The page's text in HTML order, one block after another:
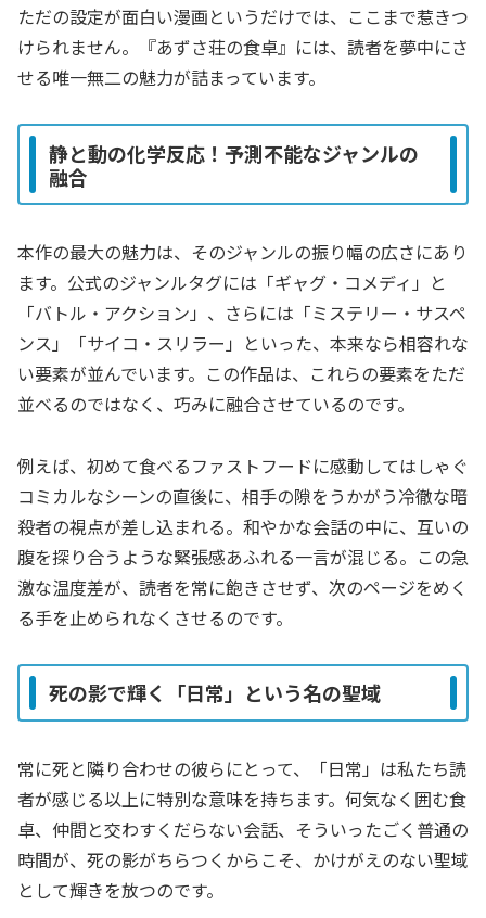
ただの設定が面白い漫画というだけでは、ここまで惹きつ
けられません。『あずさ荘の食卓』には、読者を夢中にさ
せる唯一無二の魅力が詰まっています。
静と動の化学反応！予測不能なジャンルの
融合
本作の最大の魅力は、そのジャンルの振り幅の広さにあり
ます。公式のジャンルタグには「ギャグ・コメディ」と
「バトル・アクション」、さらには「ミステリー・サスペ
ンス」「サイコ・スリラー」といった、本来なら相容れな
い要素が並んでいます。この作品は、これらの要素をただ
並べるのではなく、巧みに融合させているのです。
例えば、初めて食べるファストフードに感動してはしゃぐ
コミカルなシーンの直後に、相手の隙をうかがう冷徹な暗
殺者の視点が差し込まれる。和やかな会話の中に、互いの
腹を探り合うような緊張感あふれる一言が混じる。この急
激な温度差が、読者を常に飽きさせず、次のページをめく
る手を止められなくさせるのです。
死の影で輝く「日常」という名の聖域
常に死と隣り合わせの彼らにとって、「日常」は私たち読
者が感じる以上に特別な意味を持ちます。何気なく囲む食
卓、仲間と交わすくだらない会話、そういったごく普通の
時間が、死の影がちらつくからこそ、かけがえのない聖域
として輝きを放つのです。